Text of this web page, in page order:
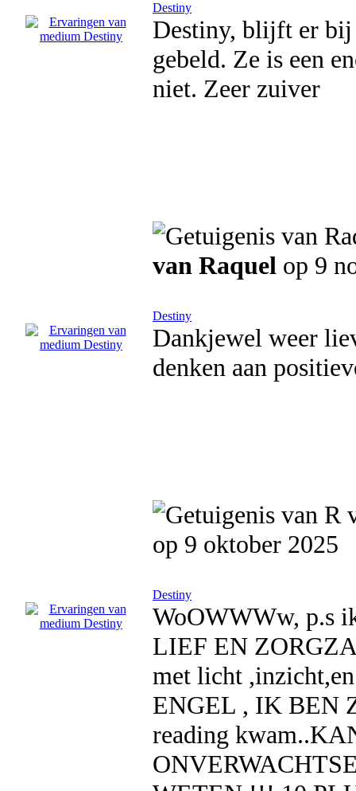
Destiny
Destiny, blijft er bij
gebeld. Ze is een
niet. Zeer zuiver
van Raquel op 9
Destiny
Dankjewel weer
denken aan
op 9 oktober 2025
Destiny
WoOWWWw, p.s
LIEF EN
met licht
ENGEL , IK BEN
reading